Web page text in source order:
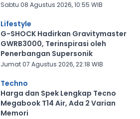
Sabtu 08 Agustus 2026, 10:55 WIB
Lifestyle
G-SHOCK Hadirkan Gravitymaster
GWRB3000, Terinspirasi oleh
Penerbangan Supersonik
Jumat 07 Agustus 2026, 22:18 WIB
Techno
Harga dan Spek Lengkap Tecno
Megabook T14 Air, Ada 2 Varian
Memori